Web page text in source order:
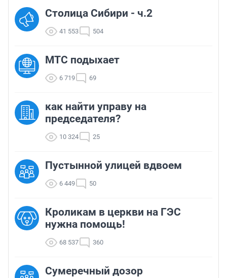
Столица Сибири - ч.2
41 553 504
МТС подыхает
6 719 69
как найти управу на
председателя?
10 324 25
Пустынной улицей вдвоем
6 449 50
Кроликам в церкви на ГЭС
нужна помощь!
68 537 360
Сумеречный дозор